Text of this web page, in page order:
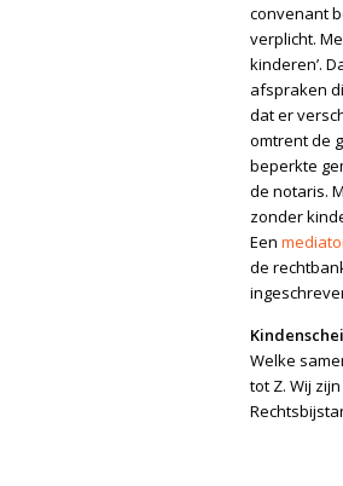
convenant
verplicht.
kinderen’.
afspraken
dat er
omtrent de
beperkte
de notaris.
zonder
Een
de
Welke
tot Z. Wij